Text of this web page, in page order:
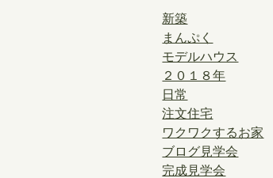
新築
まんぷく
モデルハウス
２０１８年
日常
注文住宅
ワクワクするお家
ブログ見学会
完成見学会